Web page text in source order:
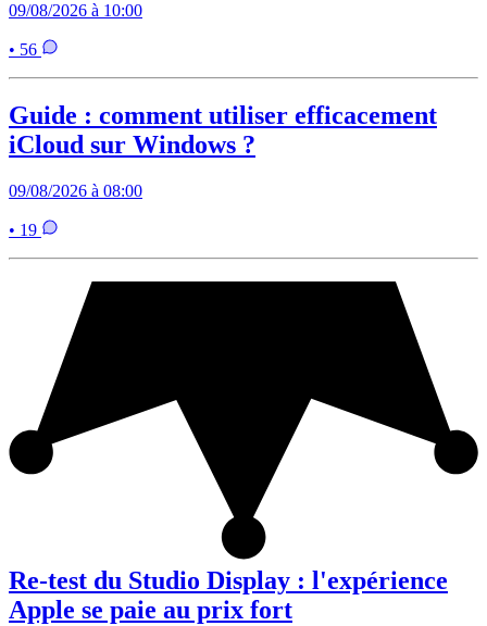
09/08/2026 à 10:00
• 56
Guide : comment utiliser efficacement
iCloud sur Windows ?
09/08/2026 à 08:00
• 19
Re-test du Studio Display : l'expérience
Apple se paie au prix fort